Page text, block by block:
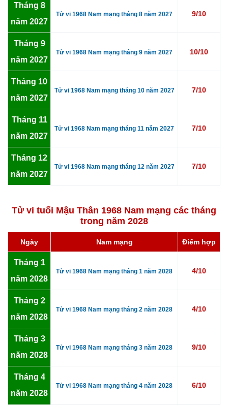
Tháng 8
năm 2027
Tử vi 1968 Nam mạng tháng 8 năm 2027 9/10
Tháng 9
năm 2027
Tử vi 1968 Nam mạng tháng 9 năm 2027 10/10
Tháng 10
năm 2027
Tử vi 1968 Nam mạng tháng 10 năm 2027 7/10
Tháng 11
năm 2027
Tử vi 1968 Nam mạng tháng 11 năm 2027 7/10
Tháng 12
năm 2027
Tử vi 1968 Nam mạng tháng 12 năm 2027 7/10
Tử vi tuổi Mậu Thân 1968 Nam mạng các tháng
trong năm 2028
Ngày Nam mạng Điểm hợp
Tháng 1
năm 2028
Tử vi 1968 Nam mạng tháng 1 năm 2028 4/10
Tháng 2
năm 2028
Tử vi 1968 Nam mạng tháng 2 năm 2028 4/10
Tháng 3
năm 2028
Tử vi 1968 Nam mạng tháng 3 năm 2028 9/10
Tháng 4
năm 2028
Tử vi 1968 Nam mạng tháng 4 năm 2028 6/10